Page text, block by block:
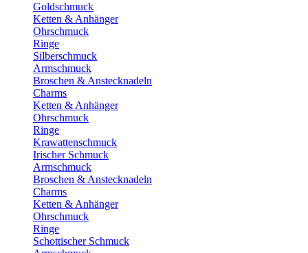
Goldschmuck
Ketten & Anhänger
Ohrschmuck
Ringe
Silberschmuck
Armschmuck
Broschen & Anstecknadeln
Charms
Ketten & Anhänger
Ohrschmuck
Ringe
Krawattenschmuck
Irischer Schmuck
Armschmuck
Broschen & Anstecknadeln
Charms
Ketten & Anhänger
Ohrschmuck
Ringe
Schottischer Schmuck